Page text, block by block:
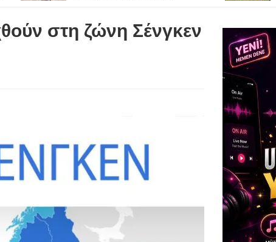
στη ζώνη Σένγκεν